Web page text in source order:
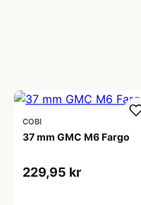
COBI
37 mm GMC M6 Fargo
229,95 kr